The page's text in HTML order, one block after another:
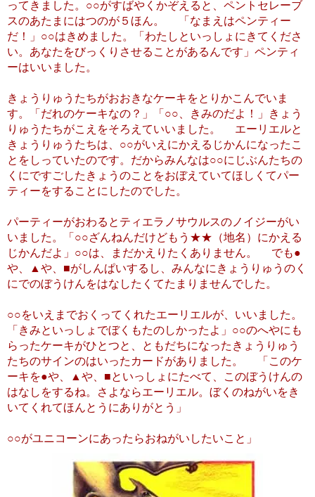
ってきました。○○がすばやくかぞえると、ペントセレーブ
スのあたまにはつのが５ほん。 「なまえはペンティー
だ！」○○はきめました。「わたしといっしょにきてくださ
い。あなたをびっくりさせることがあるんです」ペンティ
ーはいいました。
きょうりゅうたちがおおきなケーキをとりかこんでいま
す。「だれのケーキなの？」「○○、きみのだよ！」きょう
りゅうたちがこえをそろえていいました。 エーリエルと
きょうりゅうたちは、○○がいえにかえるじかんになったこ
とをしっていたのです。だからみんなは○○にじぶんたちの
くにですごしたきょうのことをおぼえていてほしくてパー
ティーをすることにしたのでした。
パーティーがおわるとティエラノサウルスのノイジーがい
いました。「○○ざんねんだけどもう★★（地名）にかえる
じかんだよ」○○は、まだかえりたくありません。 でも●
や、▲や、■がしんぱいするし、みんなにきょうりゅうのく
にでのぼうけんをはなしたくてたまりませんでした。
○○をいえまでおくってくれたエーリエルが、いいました。
「きみといっしょでぼくもたのしかったよ」○○のへやにも
らったケーキがひとつと、ともだちになったきょうりゅう
たちのサインのはいったカードがありました。 「このケ
ーキを●や、▲や、■といっしょにたべて、このぼうけんの
はなしをするね。さよならエーリエル。ぼくのねがいをき
いてくれてほんとうにありがとう」
○○がユニコーンにあったらおねがいしたいこと」